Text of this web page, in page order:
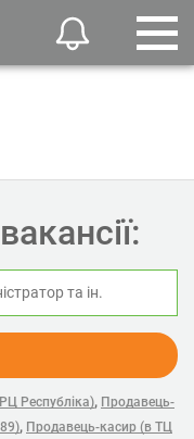
Республіка), Продавець-
, Продавець-касир (в ТЦ